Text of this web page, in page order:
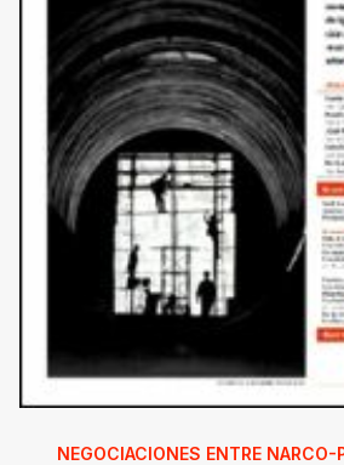
NEGOCIACIONES ENTRE NARCO-